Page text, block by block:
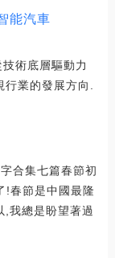
能汽車
術底層驅動力
業的發展方向.
合集七篇春節初
!春節是中國最隆
,我總是盼望著過